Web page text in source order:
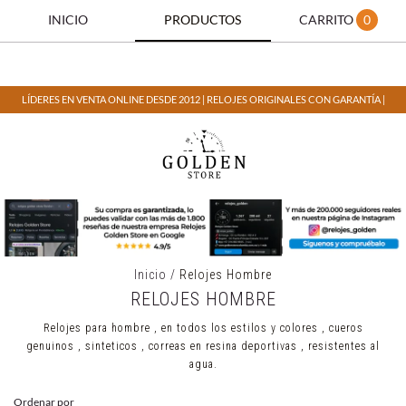
INICIO PRODUCTOS CARRITO 0
LÍDERES EN VENTA ONLINE DESDE 2012 | RELOJES ORIGINALES CON GARANTÍA |
Inicio / Relojes Hombre
RELOJES HOMBRE
Relojes para hombre , en todos los estilos y colores , cueros
genuinos , sinteticos , correas en resina deportivas , resistentes al
agua.
Ordenar por